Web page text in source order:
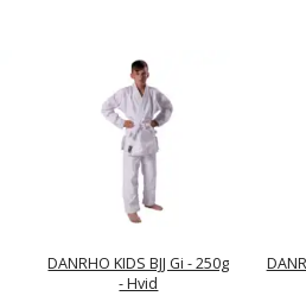
DANRHO KIDS BJJ Gi - 250g
- Hvid